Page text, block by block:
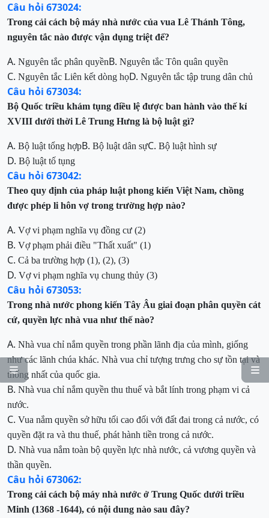


Câu hỏi 673024:
Trong cải cách bộ máy nhà nước của vua Lê Thánh Tông,
nguyên tắc nào được vận dụng triệt để?
A. Nguyên tắc phân quyềnB. Nguyên tắc Tôn quân quyền
C. Nguyên tắc Liên kết dòng họD. Nguyên tắc tập trung dân chủ
Câu hỏi 673034:
Bộ Quốc triều khám tụng điều lệ được ban hành vào thế kỉ
XVIII dưới thời Lê Trung Hưng là bộ luật gì?
A. Bộ luật tổng hợpB. Bộ luật dân sựC. Bộ luật hình sự
D. Bộ luật tố tụng
Câu hỏi 673042:
Theo quy định của pháp luật phong kiến Việt Nam, chồng
được phép li hôn vợ trong trường hợp nào?
A. Vợ vi phạm nghĩa vụ đồng cư (2)
B. Vợ phạm phải điều "Thất xuất" (1)
C. Cả ba trường hợp (1), (2), (3)
D. Vợ vi phạm nghĩa vụ chung thủy (3)
Câu hỏi 673053:
Trong nhà nước phong kiến Tây Âu giai đoạn phân quyền cát
cứ, quyền lực nhà vua như thế nào?
A. Nhà vua chỉ nắm quyền trong phần lãnh địa của mình, giống
như các lãnh chúa khác. Nhà vua chỉ tượng trưng cho sự tồn tại và
thống nhất của quốc gia.
B. Nhà vua chỉ nắm quyền thu thuế và bắt lính trong phạm vi cả
nước.
C. Vua nắm quyền sở hữu tối cao đối với đất đai trong cả nước, có
quyền đặt ra và thu thuế, phát hành tiền trong cả nước.
D. Nhà vua nắm toàn bộ quyền lực nhà nước, cả vương quyền và
thần quyền.
Câu hỏi 673062:
Trong cải cách bộ máy nhà nước ở Trung Quốc dưới triều
Minh (1368 -1644), có nội dung nào sau đây?